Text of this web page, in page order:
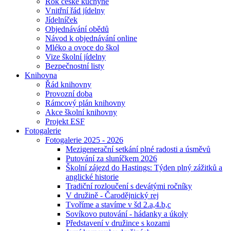
Vnitřní řád jídelny
Jídelníček
Objednávání obědů
Návod k objednávání online
Mléko a ovoce do škol
Vize školní jídelny
Bezpečnostní listy
Knihovna
Řád knihovny
Provozní doba
Rámcový plán knihovny
Akce školní knihovny
Projekt ESF
Fotogalerie
Fotogalerie 2025 - 2026
Mezigenerační setkání plné radosti a úsměvů
Putování za sluníčkem 2026
Školní zájezd do Hastings: Týden plný zážitků a
anglické historie
Tradiční rozloučení s devátými ročníky
V družině - Čarodějnický rej
Tvoříme a stavíme v šd 2.a,4.b,c
Sovíkovo putování - hádanky a úkoly
Představení v družince s kozami